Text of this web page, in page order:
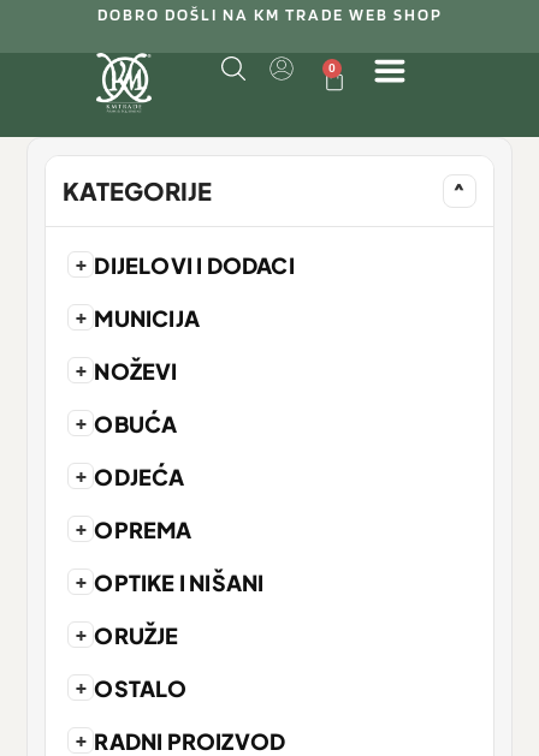
DOBRO DOŠLI NA KM TRADE WEB SHOP
0
KATEGORIJE ^
+ DIJELOVI I DODACI
+ MUNICIJA
+ NOŽEVI
+ OBUĆA
+ ODJEĆA
+ OPREMA
+ OPTIKE I NIŠANI
+ ORUŽJE
+ OSTALO
+ RADNI PROIZVOD